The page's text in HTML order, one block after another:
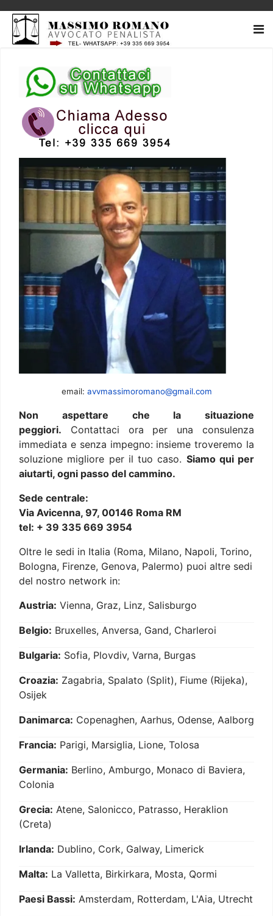
email: avvmassimoromano@gmail.com
Non aspettare che la situazione
peggiori. Contattaci ora per una consulenza
immediata e senza impegno: insieme troveremo la
soluzione migliore per il tuo caso. Siamo qui per
aiutarti, ogni passo del cammino.
Sede centrale:
Via Avicenna, 97, 00146 Roma RM
tel: + 39 335 669 3954
Oltre le sedi in Italia (Roma, Milano, Napoli, Torino,
Bologna, Firenze, Genova, Palermo) puoi altre sedi
del nostro network in:
Austria: Vienna, Graz, Linz, Salisburgo
Belgio: Bruxelles, Anversa, Gand, Charleroi
Bulgaria: Sofia, Plovdiv, Varna, Burgas
Croazia: Zagabria, Spalato (Split), Fiume (Rijeka),
Osijek
Danimarca: Copenaghen, Aarhus, Odense, Aalborg
Francia: Parigi, Marsiglia, Lione, Tolosa
Germania: Berlino, Amburgo, Monaco di Baviera,
Colonia
Grecia: Atene, Salonicco, Patrasso, Heraklion
(Creta)
Irlanda: Dublino, Cork, Galway, Limerick
Malta: La Valletta, Birkirkara, Mosta, Qormi
Paesi Bassi: Amsterdam, Rotterdam, L'Aia, Utrecht